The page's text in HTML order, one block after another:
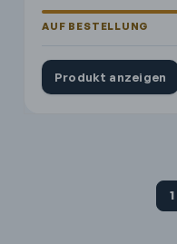
Produkt anzeigen
1